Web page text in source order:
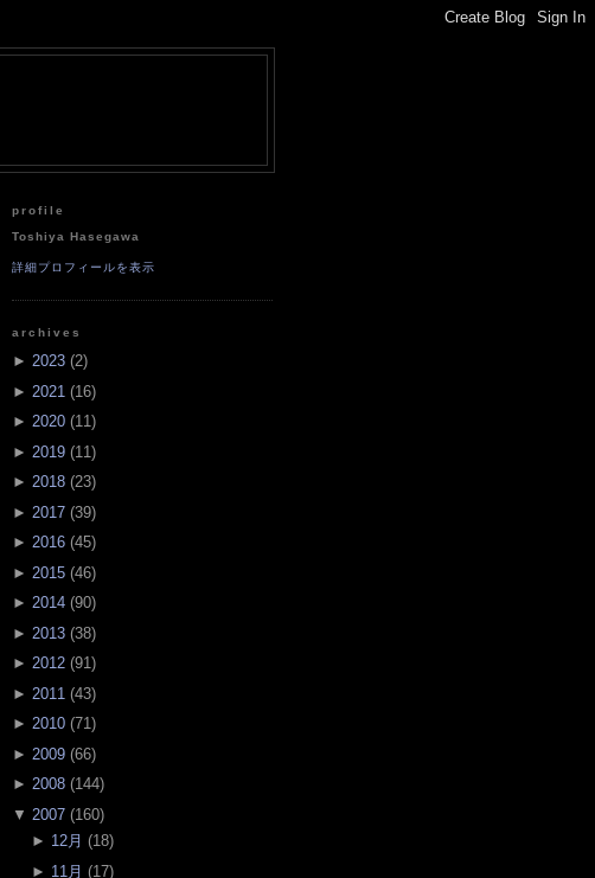
profile
Toshiya Hasegawa
詳細プロフィールを表示
archives
► 2023 (2)
► 2021 (16)
► 2020 (11)
► 2019 (11 )
► 2018 (23)
► 2017 (39)
► 2016 (45)
► 2015 (46)
► 2014 (90)
► 2013 (38)
► 2012 (91)
► 2011 (43)
► 2010 (71)
► 2009 (66)
► 2008 (144)
▼ 2007 (160)
► 12月 (18)
► 11月 (17)